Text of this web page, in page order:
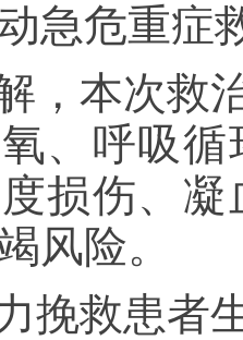
急危重症
，本次救
、呼吸
损伤、
风险。
挽救患者